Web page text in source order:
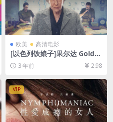
欧美 高清电影
[以色列铁娘子]果尔达 Golda
(2023)[百度网盘+夸克网盘10
80P超清未删减资源][网盘在
线播放/下载][MP4/5.7GB][中
英字幕]
3 年前 2.98
VIP